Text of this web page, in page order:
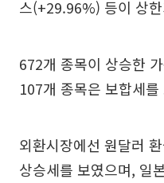
스(+29.96%) 등이 상
672개 종목이 상승한
107개 종목은 보합세를
외환시장에선 원달러
상승세를 보였으며, 일